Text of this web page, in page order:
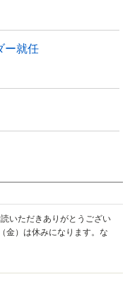
ー就任
いただきありがとうござい
金）は休みになります。な